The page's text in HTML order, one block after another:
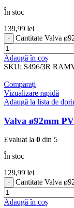
În stoc
139,99 lei
Cantitate Valva
Adaugă în coș
SKU: S496/3R
Comparați
Vizualizare rapidă
Adaugă la lista de
Valva ø92mm
Evaluat la 0 din 5
În stoc
129,99 lei
Cantitate Valva
Adaugă în coș